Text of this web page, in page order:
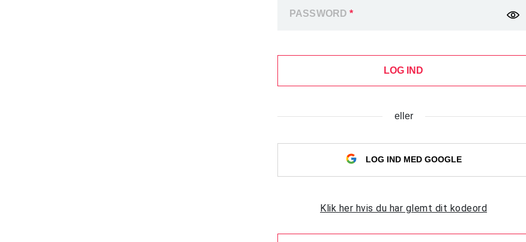
PASSWORD*
LOG IND
eller
LOG IND MED GOOGLE
Klik her hvis du har glemt dit kodeord